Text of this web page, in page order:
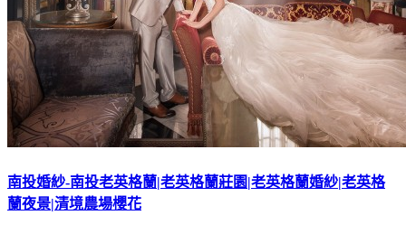
南投婚紗-南投老英格蘭|老英格蘭莊園|老英格蘭婚紗|老英格
蘭夜景|清境農場櫻花